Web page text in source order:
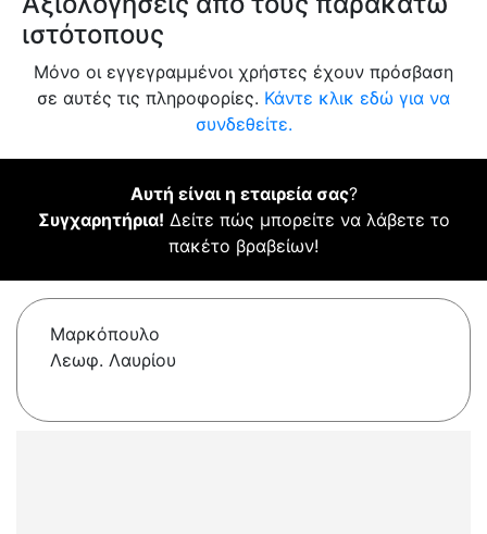
ιστότοπους
Μόνο οι εγγεγραμμένοι χρήστες έχουν πρόσβαση
σε αυτές τις πληροφορίες. Κάντε κλικ εδώ για να
συνδεθείτε.
Αυτή είναι η εταιρεία σας?
Συγχαρητήρια! Δείτε πώς μπορείτε να λάβετε το
πακέτο βραβείων!
Μαρκόπουλο
Λεωφ. Λαυρίου